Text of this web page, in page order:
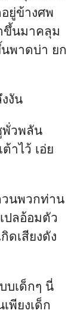
ยู่ข้างศพ
ขึ้นมาคลุม
พาดบ่า ยก
งัน
พั่วพลัน
าไว้ เอ่ย
วนพวกท่าน
ปลอ้อมตัว
ดเสียงดัง
บเด็กๆ นี่
พียงเด็ก